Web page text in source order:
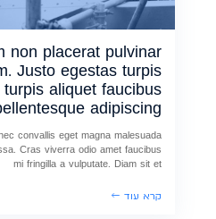
non placerat pulvinar
Justo egestas turpis
turpis aliquet faucibus
adipiscing
convallis eget magna malesuada
Cras viverra odio amet faucibus
mi fringilla a vulputate. Diam sit et
קרא עוד